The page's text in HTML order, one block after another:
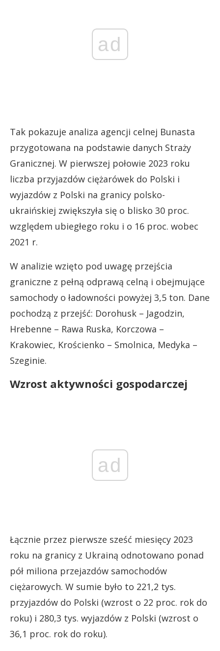
ad
Tak pokazuje analiza agencji celnej Bunasta
przygotowana na podstawie danych Straży
Granicznej. W pierwszej połowie 2023 roku
liczba przyjazdów ciężarówek do Polski i
wyjazdów z Polski na granicy polsko-
ukraińskiej zwiększyła się o blisko 30 proc.
względem ubiegłego roku i o 16 proc. wobec
2021 r.
W analizie wzięto pod uwagę przejścia
graniczne z pełną odprawą celną i obejmujące
samochody o ładowności powyżej 3,5 ton. Dane
pochodzą z przejść: Dorohusk – Jagodzin,
Hrebenne – Rawa Ruska, Korczowa –
Krakowiec, Krościenko – Smolnica, Medyka –
Szeginie.
Wzrost aktywności gospodarczej
ad
Łącznie przez pierwsze sześć miesięcy 2023
roku na granicy z Ukrainą odnotowano ponad
pół miliona przejazdów samochodów
ciężarowych. W sumie było to 221,2 tys.
przyjazdów do Polski (wzrost o 22 proc. rok do
roku) i 280,3 tys. wyjazdów z Polski (wzrost o
36,1 proc. rok do roku).